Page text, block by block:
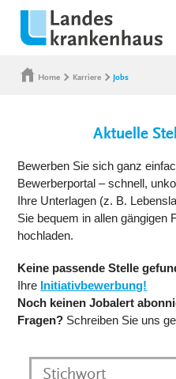
Home Karriere Jobs
Aktuelle
Bewerben Sie sich ganz
Bewerberportal – schnell,
Ihre Unterlagen (z. B.
Sie bequem in allen gängigen
hochladen.
Keine passende Stelle
Ihre Initiativbewerbung!
Noch keinen Jobalert
Fragen? Schreiben Sie uns